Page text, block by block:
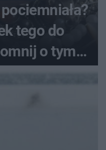
tego do
o tym
na